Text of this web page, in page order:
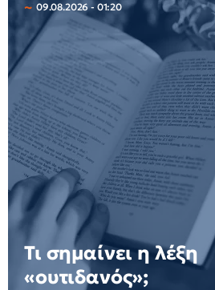
09.08.2026 - 01:20
Τι σημαίνει η λέξη
«ουτιδανός»;